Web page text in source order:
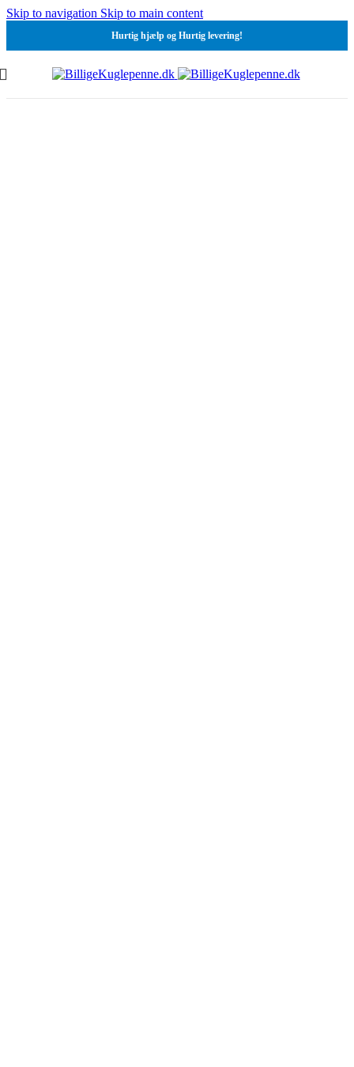
Skip to navigation Skip to main content
Hurtig hjælp og Hurtig levering!